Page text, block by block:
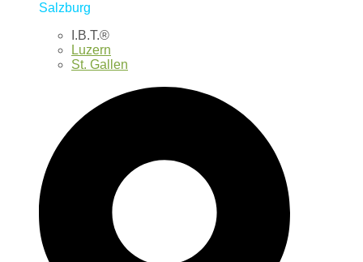
Salzburg
I.B.T.®
Luzern
St. Gallen